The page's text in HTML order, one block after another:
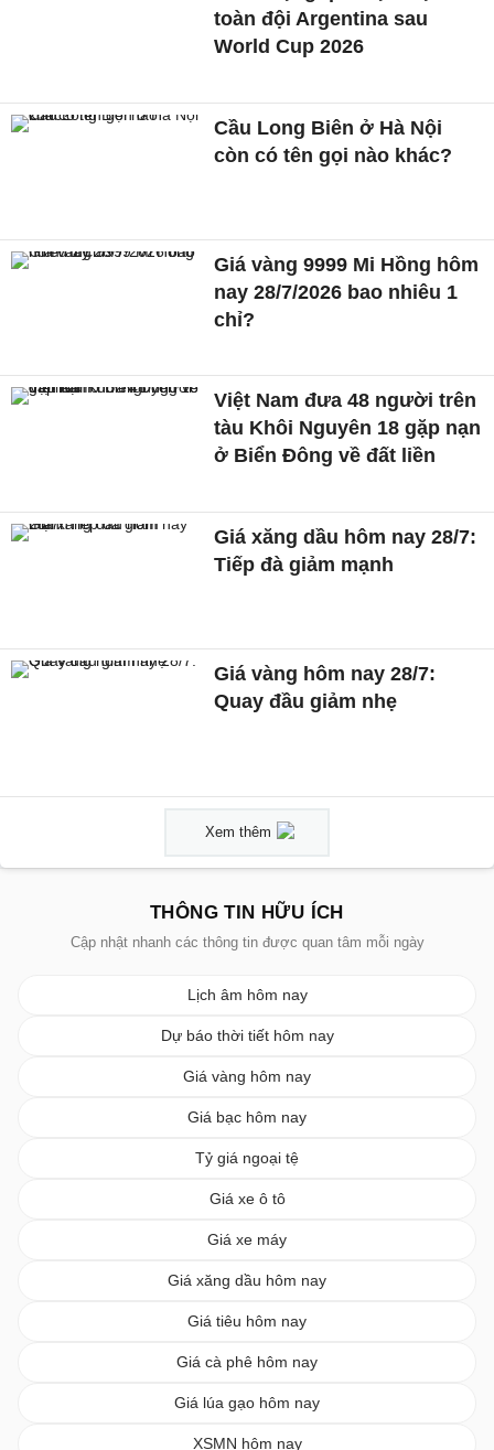
toàn đội Argentina sau
World Cup 2026
Cầu Long Biên ở Hà Nội
còn có tên gọi nào khác?
Giá vàng 9999 Mi Hồng hôm
nay 28/7/2026 bao nhiêu 1
chỉ?
Việt Nam đưa 48 người trên
tàu Khôi Nguyên 18 gặp nạn
ở Biển Đông về đất liền
Giá xăng dầu hôm nay 28/7:
Tiếp đà giảm mạnh
Giá vàng hôm nay 28/7:
Quay đầu giảm nhẹ
Xem thêm
THÔNG TIN HỮU ÍCH
Cập nhật nhanh các thông tin được quan tâm mỗi ngày
Lịch âm hôm nay
Dự báo thời tiết hôm nay
Giá vàng hôm nay
Giá bạc hôm nay
Tỷ giá ngoại tệ
Giá xe ô tô
Giá xe máy
Giá xăng dầu hôm nay
Giá tiêu hôm nay
Giá cà phê hôm nay
Giá lúa gạo hôm nay
XSMN hôm nay